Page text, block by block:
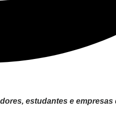
estudantes e empresas